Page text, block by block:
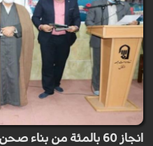
انجاز 60 بالمئة من